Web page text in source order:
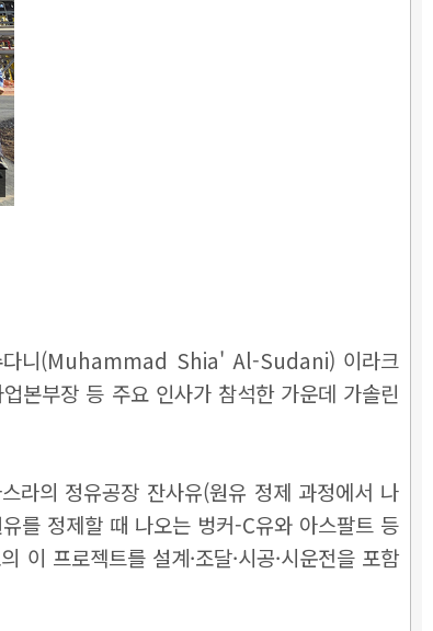
다니(Muhammad Shia' Al-Sudani) 이라크
본부장 등 주요 인사가 참석한 가운데 가솔린
라의 정유공장 잔사유(원유 정제 과정에서 나
를 정제할 때 나오는 벙커-C유와 아스팔트 등
프로젝트를 설계·조달·시공·시운전을 포함